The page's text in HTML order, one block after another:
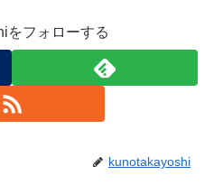
をフォローする
kunotakayoshi